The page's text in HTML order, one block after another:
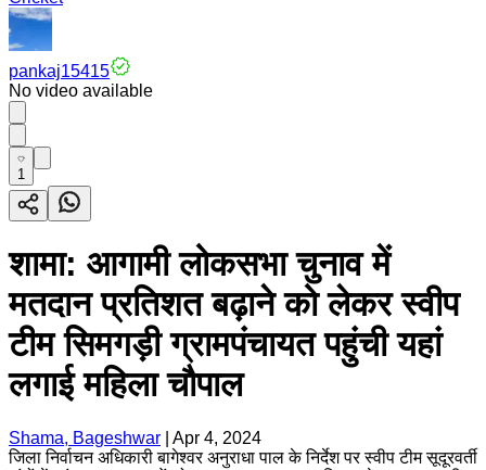
pankaj15415
No video available
1
शामा: आगामी लोकसभा चुनाव में
मतदान प्रतिशत बढ़ाने को लेकर स्वीप
टीम सिमगड़ी ग्रामपंचायत पहुंची यहां
लगाई महिला चौपाल
Shama, Bageshwar
Apr 4, 2024
जिला निर्वाचन अधिकारी बागेश्वर अनुराधा पाल के निर्देश पर स्वीप टीम सूदूरवर्ती